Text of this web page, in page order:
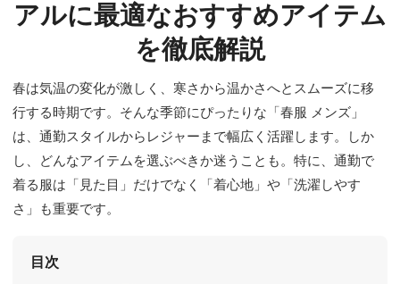
アルに最適なおすすめアイテム
を徹底解説
春は気温の変化が激しく、寒さから温かさへとスムーズに移
行する時期です。そんな季節にぴったりな「春服 メンズ」
は、通勤スタイルからレジャーまで幅広く活躍します。しか
し、どんなアイテムを選ぶべきか迷うことも。特に、通勤で
着る服は「見た目」だけでなく「着心地」や「洗濯しやす
さ」も重要です。
目次